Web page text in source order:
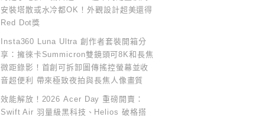
安裝塔散或水冷都OK！外觀設計超美還得
Red Dot獎
Insta360 Luna Ultra 創作者套裝開箱分
享：擁徠卡Summicron雙鏡頭可8K和長焦
微距錄影！首創可拆卸圖傳搖控螢幕並收
音超便利 帶來極致夜拍與長焦人像畫質
效能解放！2026 Acer Day 重磅開賣：
Swift Air 羽量級黑科技、Helios 破格搭